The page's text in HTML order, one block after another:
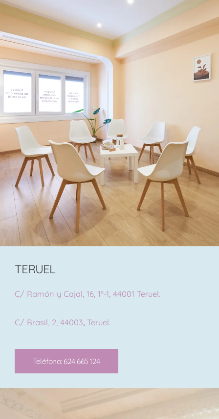
TERUEL
C/ Ramón y Cajal, 16, 1º-1, 44001 Teruel.
C/ Brasil, 2, 44003, Teruel.
Teléfono: 624 665 124